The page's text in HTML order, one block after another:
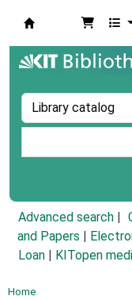
Advanced search
and Papers
Loan
KITopen
Home